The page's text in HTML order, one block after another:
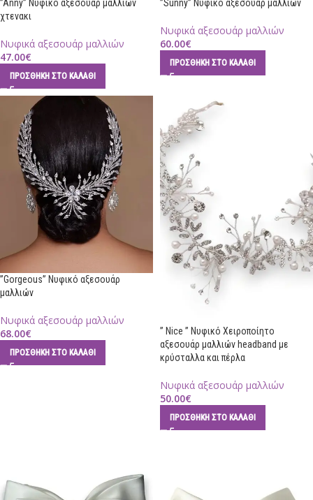
”Anny” Νυφικό αξεσουάρ μαλλιών
χτενακι
Νυφικά αξεσουάρ μαλλιών
47.00€
ΠΡΟΣΘΉΚΗ ΣΤΟ ΚΑΛΆΘΙ
”Sunny” Νυφικό αξεσουάρ μαλλιών
Νυφικά αξεσουάρ μαλλιών
60.00€
ΠΡΟΣΘΉΚΗ ΣΤΟ ΚΑΛΆΘΙ
”Gorgeous” Νυφικό αξεσουάρ
μαλλιών
Νυφικά αξεσουάρ μαλλιών
68.00€
ΠΡΟΣΘΉΚΗ ΣΤΟ ΚΑΛΆΘΙ
” Nice ” Νυφικό Χειροποίητο
αξεσουάρ μαλλιών headband με
κρύσταλλα και πέρλα
Νυφικά αξεσουάρ μαλλιών
50.00€
ΠΡΟΣΘΉΚΗ ΣΤΟ ΚΑΛΆΘΙ